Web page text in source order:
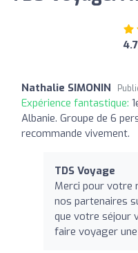
4.7
Nathalie SIMONIN
Expérience fantastique:
Albanie. Groupe de 6
recommande vivement.
TDS Voyage
Merci pour votre
nos partenaires
que votre séjour
faire voyager